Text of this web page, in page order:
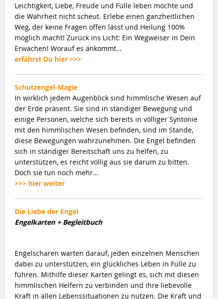
Leichtigkeit, Liebe, Freude und Fülle leben möchte und
die Wahrheit nicht scheut. Erlebe einen ganzheitlichen
Weg, der keine Fragen offen lässt und Heilung 100%
möglich macht! Zurück ins Licht: Ein Wegweiser in Dein
Erwachen! Worauf es ankommt…
erfährst Du hier >>>
Schutzengel-Magie
In wirklich jedem Augenblick sind himmlische Wesen auf
der Erde präsent. Sie sind in ständiger Bewegung und
einige Personen, welche sich bereits in völliger Syntonie
mit den himmlischen Wesen befinden, sind im Stande,
diese Bewegungen wahrzunehmen. Die Engel befinden
sich in ständiger Bereitschaft uns zu helfen, zu
unterstützen, es reicht völlig aus sie darum zu bitten.
Doch sie tun noch mehr…
>>> hier weiter
Die Liebe der Engel
Engelkarten + Begleitbuch
Engelscharen warten darauf, jeden einzelnen Menschen
dabei zu unterstützen, ein glückliches Leben in Fülle zu
führen. Mithilfe dieser Karten gelingt es, sich mit diesen
himmlischen Helfern zu verbinden und ihre liebevolle
Kraft in allen Lebenssituationen zu nutzen. Die Kraft und